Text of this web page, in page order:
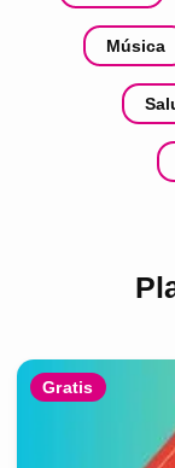
Música
Gratis